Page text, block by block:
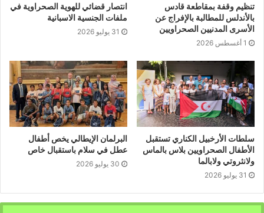
تنظيم وقفة بمقاطعة قادس
بالأندلس للمطالبة بالإفراج عن
الأسرى المدنيين الصحراويين
1 أغسطس 2026
انتصار قضائي للهوية الصحراوية في
ملفات الجنسية الاسبانية
31 يوليو 2026
سلطات الأرخبيل الكناري تستقبل
الأطفال الصحراويين بلاس بالماس
ولانثروتي ولابالما
31 يوليو 2026
البرلمان الإيطالي يخص أطفال
عطل في سلام باستقبال خاص
30 يوليو 2026